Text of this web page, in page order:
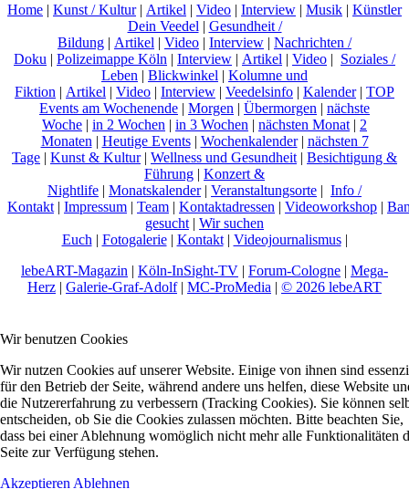
Home | Kunst / Kultur| Artikel | Video | Interview | Musik | Künstler
Dein Veedel | Gesundheit /
Bildung | Artikel | Video | Interview | Nachrichten /
Doku | Polizeimappe Köln | Interview | Artikel | Video | Soziales /
Leben | Blickwinkel | Kolumne und
Fiktion | Artikel | Video | Interview | Veedelsinfo | Kalender| TOP
Events am Wochenende | Morgen | Übermorgen | nächste
Woche | in 2 Wochen | in 3 Wochen | nächsten Monat | 2
Monaten | Heutige Events| Wochenkalender| nächsten 7
Tage | Kunst & Kultur| Wellness und Gesundheit | Besichtigung &
Führung | Konzert &
Nightlife | Monatskalender| Veranstaltungsorte | Info /
Kontakt | Impressum | Team | Kontaktadressen | Videoworkshop |
gesucht | Wir suchen
Euch | Fotogalerie| Kontakt| Videojournalismus|
lebeART-Magazin | Köln-InSight-TV | Forum-Cologne | Mega-
Herz | Galerie-Graf-Adolf| MC-ProMedia | © 2026 lebeART
Wir benutzen Cookies
Wir nutzen Cookies auf unserer Website. Einige von ihnen sind
für den Betrieb der Seite, während andere uns helfen, diese Website
die Nutzererfahrung zu verbessern (Tracking Cookies). Sie können
entscheiden, ob Sie die Cookies zulassen möchten. Bitte beachten Sie,
dass bei einer Ablehnung womöglich nicht mehr alle Funktionalitäten
Seite zur Verfügung stehen.
Akzeptieren Ablehnen